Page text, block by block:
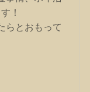
！
らとおもって